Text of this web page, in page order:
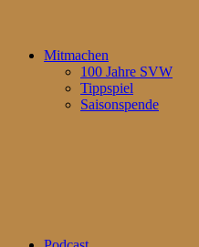
Mitmachen
100 Jahre SVW
Tippspiel
Saisonspende